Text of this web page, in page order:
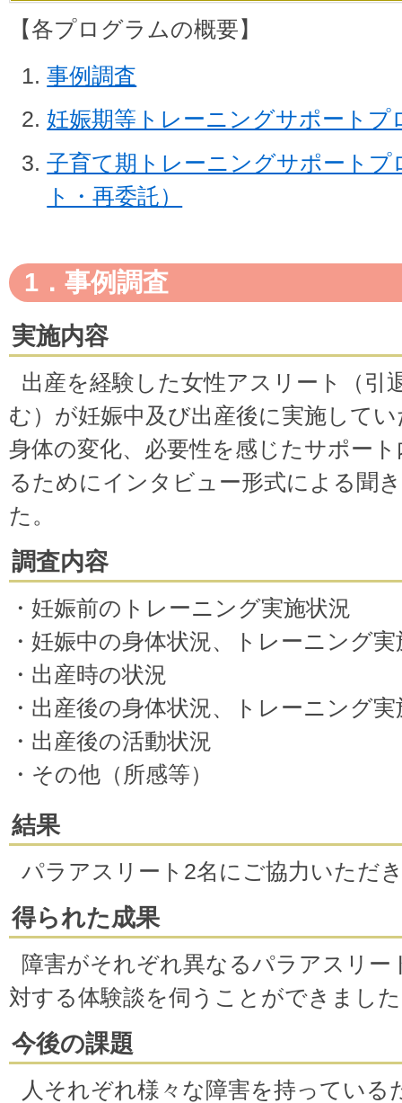
【各プログラムの概要】
事例調査
妊娠期等トレーニングサポートプ
子育て期トレーニングサポートプ
ト・再委託）
1．事例調査
実施内容
出産を経験した女性アスリート（引
む）が妊娠中及び出産後に実施して
身体の変化、必要性を感じたサポー
るためにインタビュー形式による聞
た。
調査内容
・妊娠前のトレーニング実施状況
・妊娠中の身体状況、トレーニング
・出産時の状況
・出産後の身体状況、トレーニング
・出産後の活動状況
・その他（所感等）
結果
パラアスリート2名にご協力いただ
得られた成果
障害がそれぞれ異なるパラアスリー
対する体験談を伺うことができまし
今後の課題
人それぞれ様々な障害を持っている